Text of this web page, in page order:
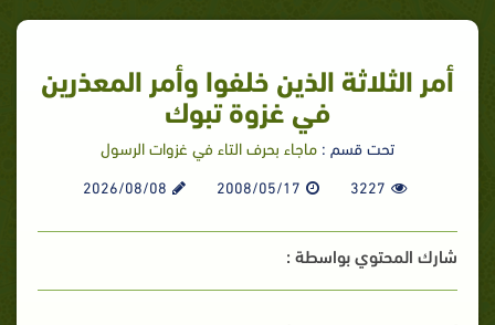
أمر الثلاثة الذين خلفوا وأمر المعذرين
في غزوة تبوك
تحت قسم : ماجاء بحرف التاء في غزوات الرسول
3227
2008/05/17
2026/08/08
شارك المحتوي بواسطة :